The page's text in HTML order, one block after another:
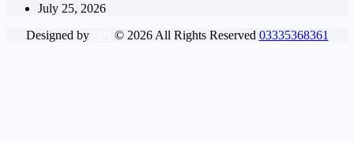
July 25, 2026
Designed by
© 2026All Rights Reserved 03335368361